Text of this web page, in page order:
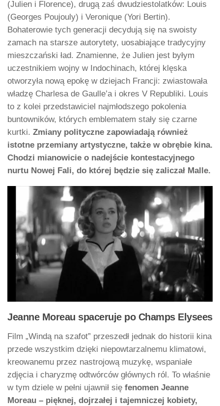
(Julien i Florence), drugą zaś dwudziestolatków: Louis
(Georges Poujouly) i Veronique (Yori Bertin).
Bohaterowie tych generacji decydują się na swoisty
zamach na starsze autorytety, uosabiające tradycyjny
mieszczański ład. Znamienne, że Julien jest byłym
uczestnikiem wojny w Indochinach, której klęska
otworzyła nową epokę w dziejach Francji: zwiastowała
władzę Charlesa de Gaulle’a i okres V Republiki. Louis
to z kolei przedstawiciel najmłodszego pokolenia
buntowników, których emblematem stały się czarne
kurtki. Zmiany polityczne zapowiadają również
istotne przemiany artystyczne, także w obrębie kina.
Chodzi mianowicie o nadejście kontestacyjnego
nurtu Nowej Fali, do której będzie się zaliczał Malle.
Jeanne Moreau spaceruje po Champs Elysees
Film „Windą na szafot” przeszedł jednak do historii kina
przede wszystkim dzięki niepowtarzalnemu klimatowi,
kreowanemu przez nastrojową muzykę, wspaniałe
zdjęcia i charyzmę odtwórców głównych ról. To właśnie
w tym dziele w pełni ujawnił się fenomen Jeanne
Moreau – pięknej, dojrzałej i tajemniczej kobiety,